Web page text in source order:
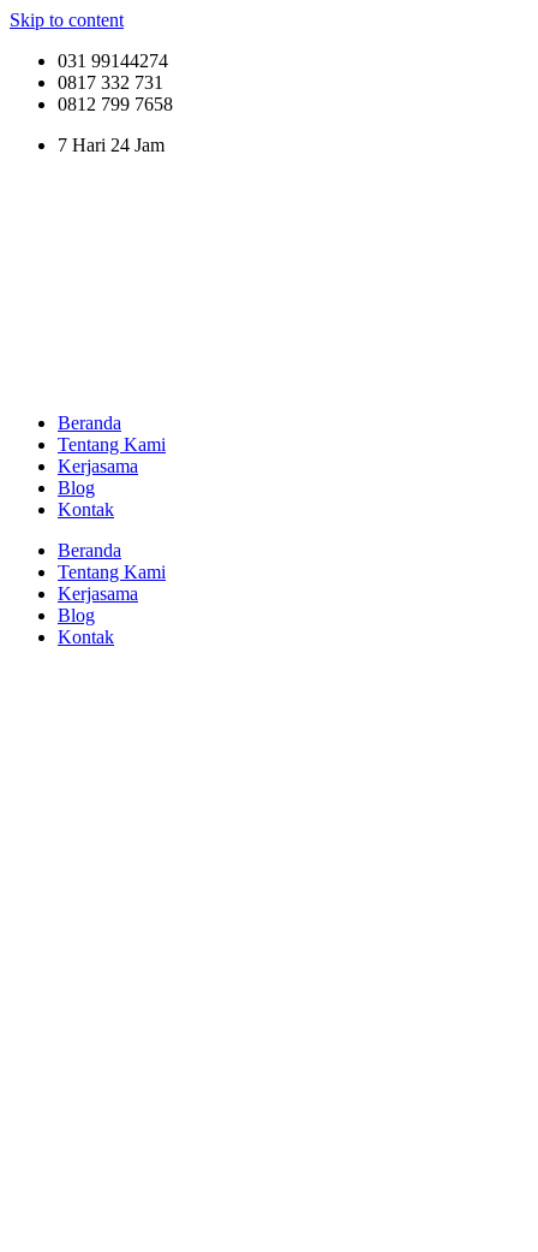
Skip to content
031 99144274
0817 332 731
0812 799 7658
7 Hari 24 Jam
Beranda
Tentang Kami
Kerjasama
Blog
Kontak
Beranda
Tentang Kami
Kerjasama
Blog
Kontak